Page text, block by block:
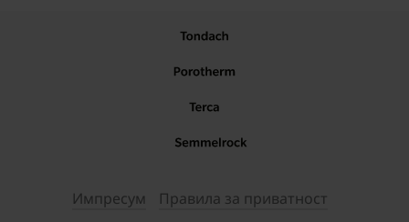
Импресум
Правила за приватност